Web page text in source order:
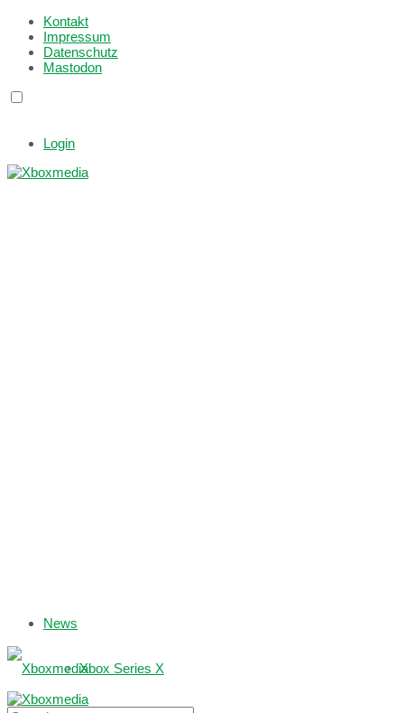
Kontakt
Impressum
Datenschutz
Mastodon
Login
News
Xbox Series X